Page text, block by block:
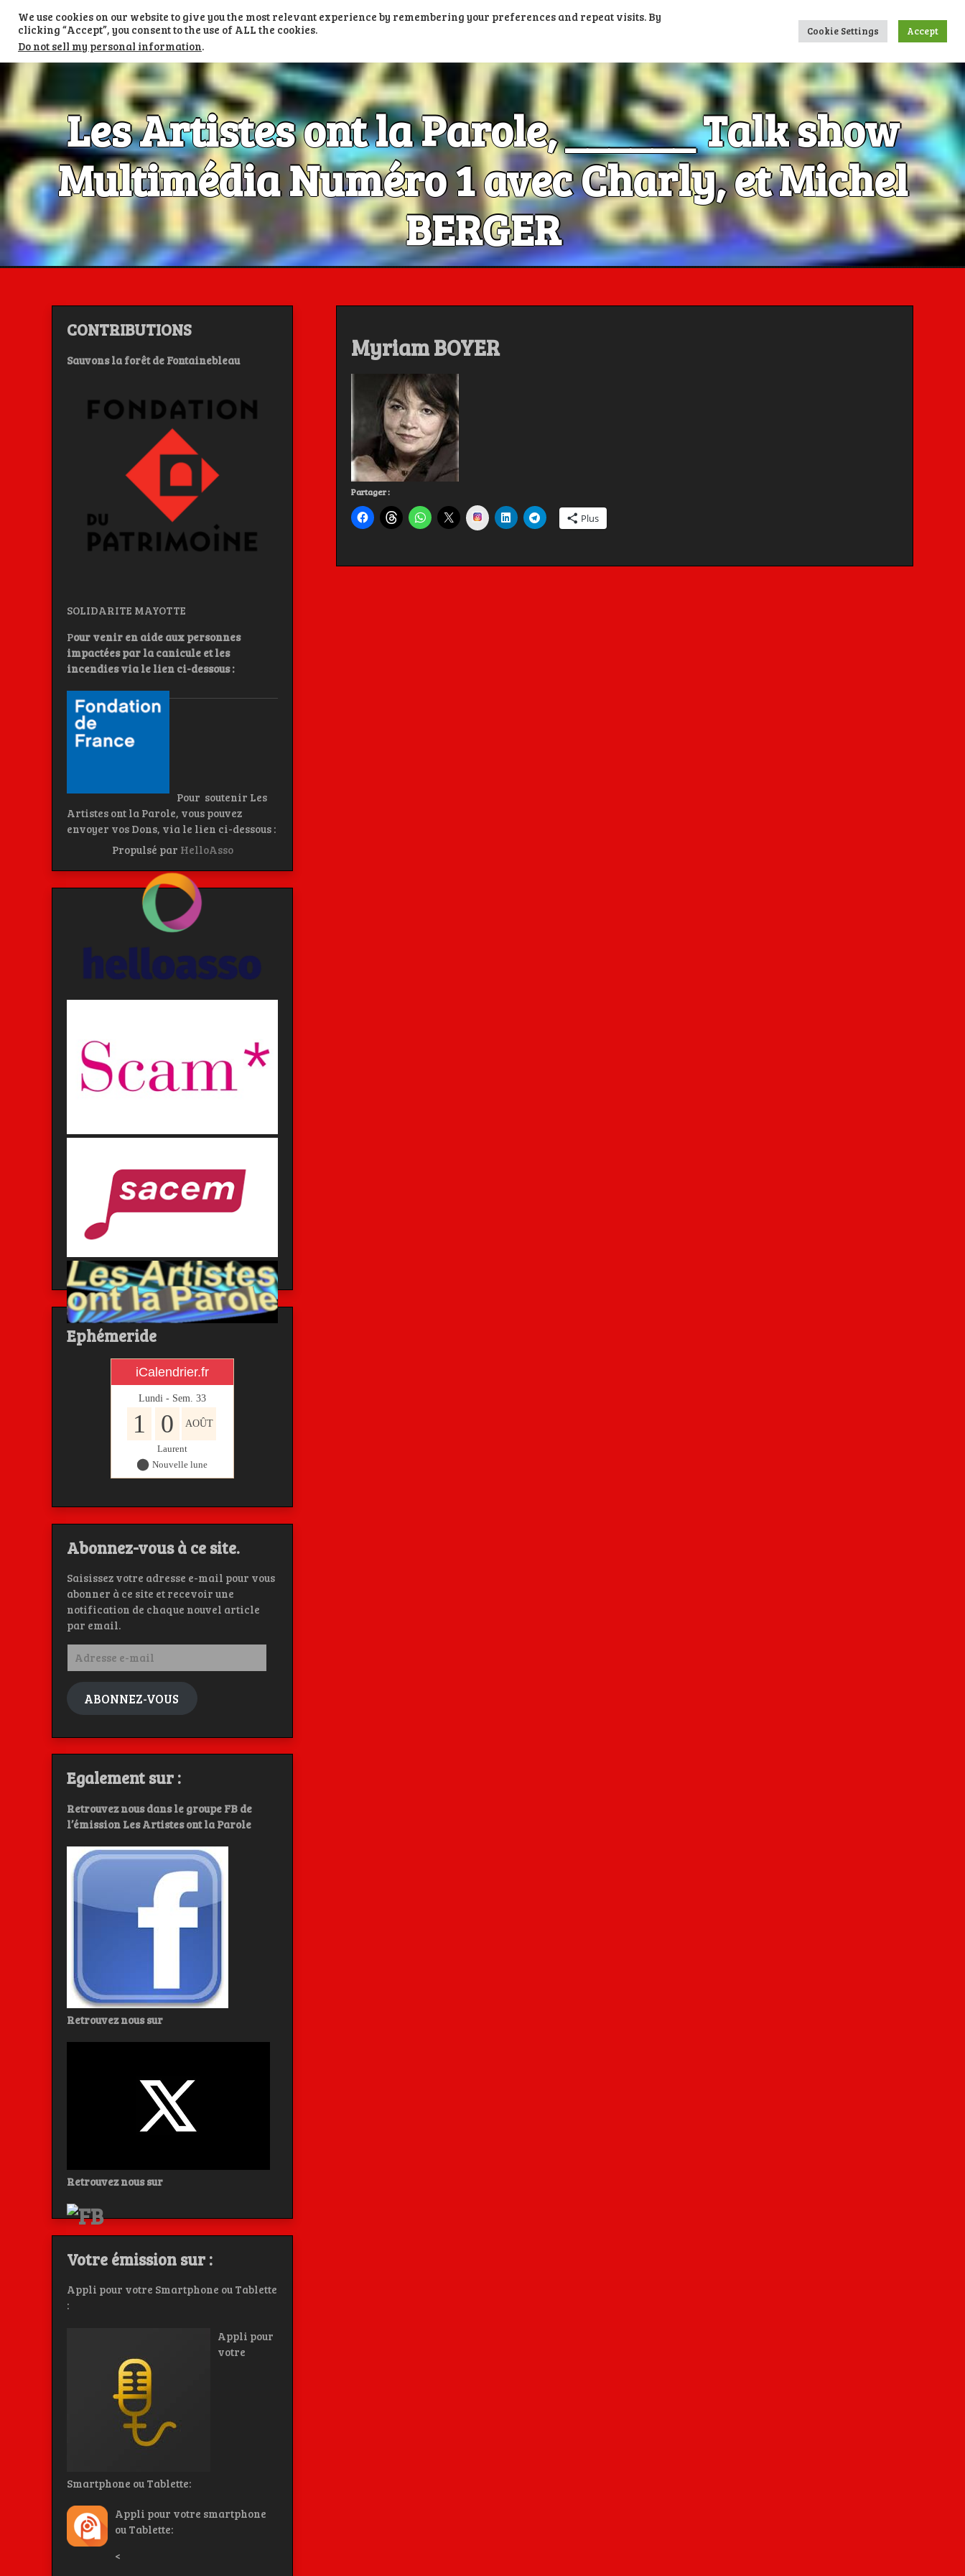
content
TV LES ARTISTES ONT LA PAROLE PORTAIL PODCASTS RADIOS FM ET DAB+ RADIOS NUMERIQUES LIENS
Les Artistes ont la Parole, ______ Talk show
Multimédia Numéro 1 avec Charly, et Michel
BERGER
Myriam BOYER
Partager :
Instagram Plus
CONTRIBUTIONS
Sauvons la forêt de Fontainebleau
SOLIDARITE MAYOTTE
Pour venir en aide aux personnes
impactées par la canicule et les
incendies via le lien ci-dessous :
Pour soutenir Les
Artistes ont la Parole, vous pouvez
envoyer vos Dons, via le lien ci-dessous :
Propulsé par HelloAsso
Ephémeride
iCalendrier.fr
Lundi - Sem. 33
1 0 AOÛT
Laurent
Nouvelle lune
Abonnez-vous à ce site.
Saisissez votre adresse e-mail pour vous
abonner à ce site et recevoir une
notification de chaque nouvel article
par email.
Adresse
mail
ABONNEZ-VOUS
Egalement sur :
Retrouvez nous dans le groupe FB de
l’émission Les Artistes ont la Parole
Retrouvez nous sur
Retrouvez nous sur
Votre émission sur :
Appli pour votre Smartphone ou Tablette
:
Appli pour
votre
Smartphone ou Tablette:
Appli pour votre smartphone
ou Tablette:
<
We use cookies on our website to give you the most relevant experience by remembering your preferences and repeat visits. By
clicking “Accept”, you consent to the use of ALL the cookies.
Do not sell my personal information.
Cookie Settings Accept